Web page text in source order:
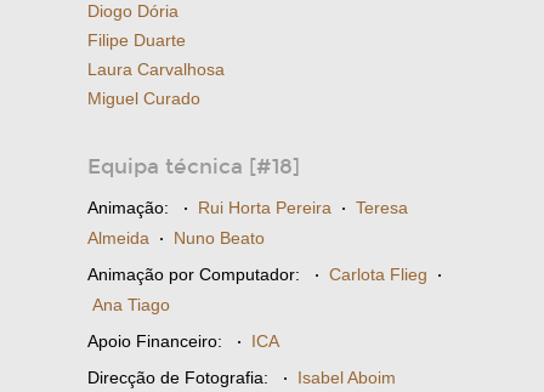
Diogo Dória
Filipe Duarte
Laura Carvalhosa
Miguel Curado
Equipa técnica [#18]
Animação: · Rui Horta Pereira · Teresa
Almeida · Nuno Beato
Animação por Computador: · Carlota Flieg ·
Ana Tiago
Apoio Financeiro: · ICA
Direcção de Fotografia: · Isabel Aboim